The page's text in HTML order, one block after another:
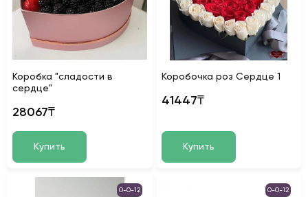
Коробка "сладости в
сердце"
28067₸
Купить
Коробочка роз Сердце 1
41447₸
Купить
0-0-12 0-0-12